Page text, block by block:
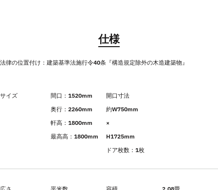
仕様
法律の位置付け：建築基準法施行令40条『構造規定除外の木造建築物』
サイズ
間口：1520mm
奥行：2260mm
軒高：1800mm
最高高：1800mm
開口寸法
約W750mm
×
H1725mm
ドア枚数：1枚